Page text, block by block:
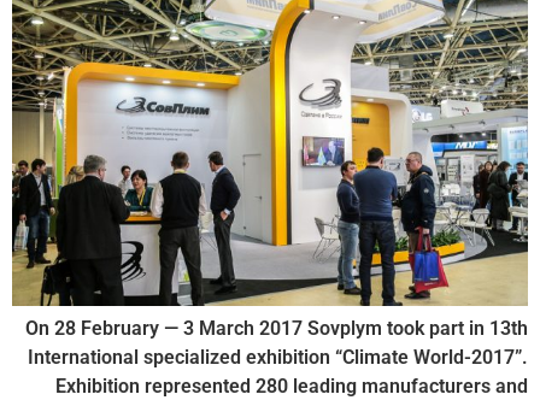
On 28 February — 3 March 2017 Sovplym took part in 13th
International specialized exhibition “Climate World-2017”.
Exhibition represented 280 leading manufacturers and